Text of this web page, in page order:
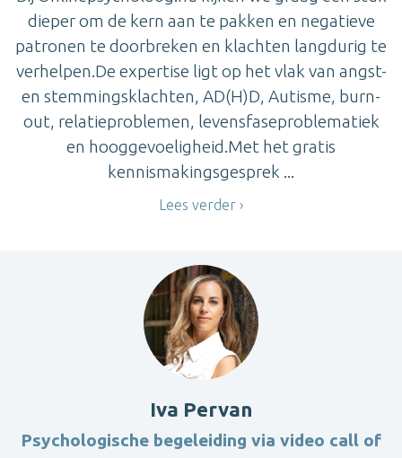
dieper om de kern aan te pakken en negatieve
patronen te doorbreken en klachten langdurig te
verhelpen.De expertise ligt op het vlak van angst-
en stemmingsklachten, AD(H)D, Autisme, burn-
out, relatieproblemen, levensfaseproblematiek
en hooggevoeligheid.Met het gratis
kennismakingsgesprek ...
Lees verder
Iva Pervan
Psychologische begeleiding via video call of